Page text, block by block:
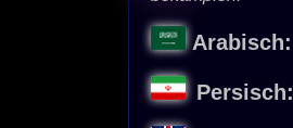
Arabisch:
Persisch: